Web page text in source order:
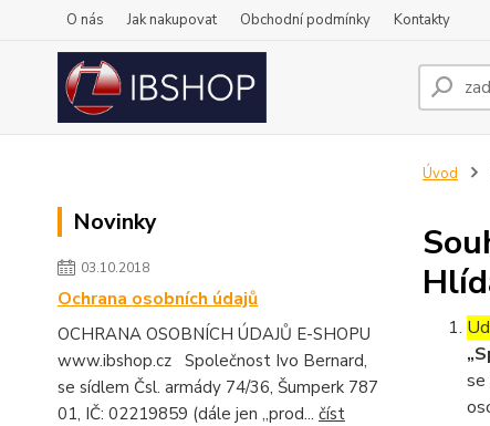
O nás Jak nakupovat Obchodní podmínky Kontakty
Novinky
03.10.2018
Ochrana osobních údajů
OCHRANA OSOBNÍCH ÚDAJŮ E-SHOPU
www.ibshop.cz Společnost Ivo Bernard,
se sídlem Čsl. armády 74/36, Šumperk 787
01, IČ: 02219859 (dále jen „prod... číst
Úvod
se